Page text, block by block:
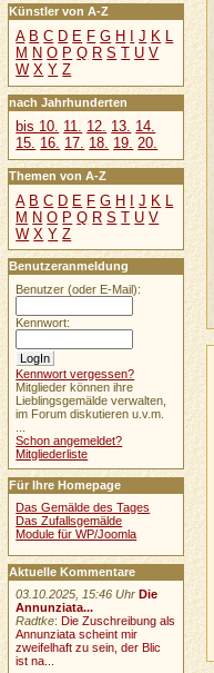
Künstler von A-Z
A B C D E F G H J K L
M N O P Q R S T U V
W X Y Z
nach Jahrhunderten
bis 10. 11. 12. 13. 14.
15. 16. 17. 18. 19. 20.
Themen von A-Z
A B C D E F G H I J K L
M N O P Q R S T U V
W X Y Z
Benutzeranmeldung
Benutzer (oder E-Mail):
Kennwort:
Kennwort vergessen?
Mitglieder können ihre
Lieblingsgemälde verwalten,
im Forum diskutieren u.v.m.
Schon angemeldet?
Mitgliederliste
Für Ihre Homepage
Das Gemälde des Tages
Das Zufallsgemälde
Module für WP/Joomla
Aktuelle Kommentare
03.10.2025, 15:46 Uhr Die
Annunziata...
Radtke: Die Zuschreibung als
Annunziata scheint mir
zweifelhaft zu sein, der Blic
ist na...